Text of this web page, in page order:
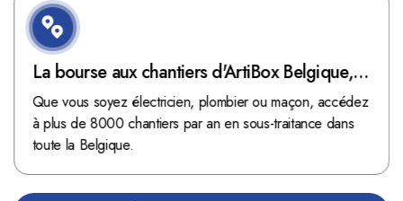
La bourse aux chantiers d'ArtiBox Belgique,
véritable mine d'or !
Que vous soyez électricien, plombier ou maçon, accédez
à plus de 8000 chantiers par an en sous-traitance dans
toute la Belgique.